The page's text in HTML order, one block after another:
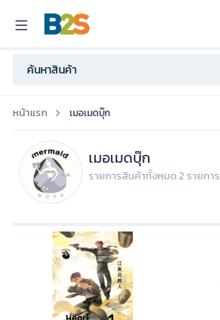
หน้าแรก เมอเมดบุ๊ก
เมอเมดบุ๊ก
รายการสินค้าทั้งหมด 2 รายการ